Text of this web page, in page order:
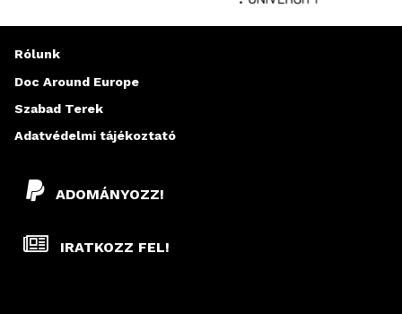
ADOMÁNYOZZ!
IRATKOZZ FEL!
Rólunk
Doc Around Europe
Szabad Terek
Adatvédelmi tájékoztató